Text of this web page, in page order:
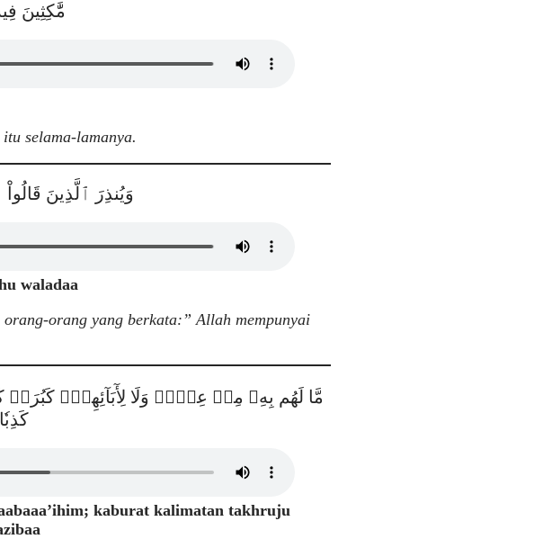
مَّٰكِثِينَ فِيهِ
selama-lamanya.
وَيُنذِرَ ٱلَّذِينَ قَالُواْ
waladaa
orang yang berkata:” Allah mempunyai
مَّا لَهُم بِهِۦ مِنۡ عِلۡمٖ وَلَا لِأٓبَآئِهِمۡۚ
كَذِبٗا ٥
kaburat kalimatan takhruju